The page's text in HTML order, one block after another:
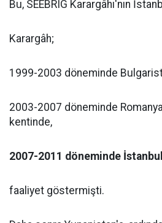
Bu, SEEBRIG Karargâhı'nın
Karargâh;
1999-2003 döneminde
2003-2007 döneminde
kentinde,
2007-2011 döneminde
faaliyet göstermişti.